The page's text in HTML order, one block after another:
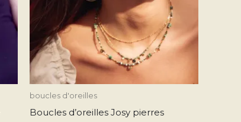
boucles d'oreilles
Boucles d’oreilles Josy pierres